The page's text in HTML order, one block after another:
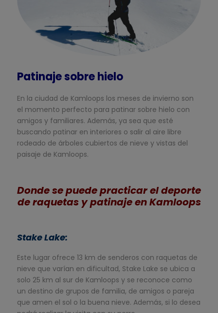
Patinaje sobre hielo
En la ciudad de Kamloops los meses de invierno son
el momento perfecto para patinar sobre hielo con
amigos y familiares. Además, ya sea que esté
buscando patinar en interiores o salir al aire libre
rodeado de árboles cubiertos de nieve y vistas del
paisaje de Kamloops.
Donde se puede practicar el deporte
de raquetas y patinaje en Kamloops
Stake Lake:
Este lugar ofrece 13 km de senderos con raquetas de
nieve que varían en dificultad, Stake Lake se ubica a
solo 25 km al sur de Kamloops y se reconoce como
un destino de grupos de familia, de amigos o pareja
que amen el sol o la buena nieve. Además, si lo desea